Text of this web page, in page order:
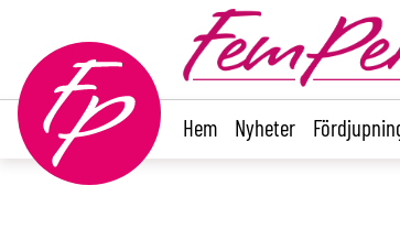
Hem Nyheter